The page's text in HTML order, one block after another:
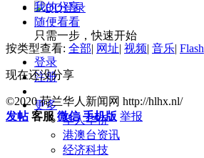
只需一步，快速开始
登录
注册
更多
华人华侨
港澳台资讯
经济科技
我的分享
随便看看
按类型查看: 全部| 网址| 视频| 音乐| Flash
现在还没分享
©2020 荷兰华人新闻网 http://hlhx.nl/
发帖 客服 微信 手机版 举报